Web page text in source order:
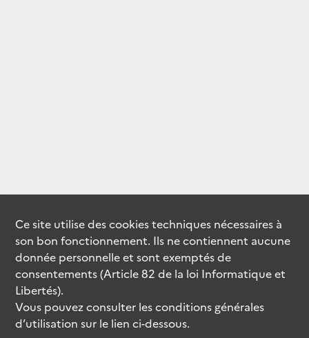
Ce site utilise descookiestechniques nécessaires à
son bon fonctionnement. Ils ne contiennent aucune
donnée personnelle et sont exemptés de
consentements (Article 82 de la loi Informatique et
Libertés).
Vous pouvez consulter les conditions générales
d’utilisation sur le lien ci-dessous.